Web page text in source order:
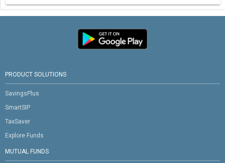
PRODUCT SOLUTIONS
SavingsPlus
SmartSIP
TaxSaver
Explore Funds
MUTUAL FUNDS